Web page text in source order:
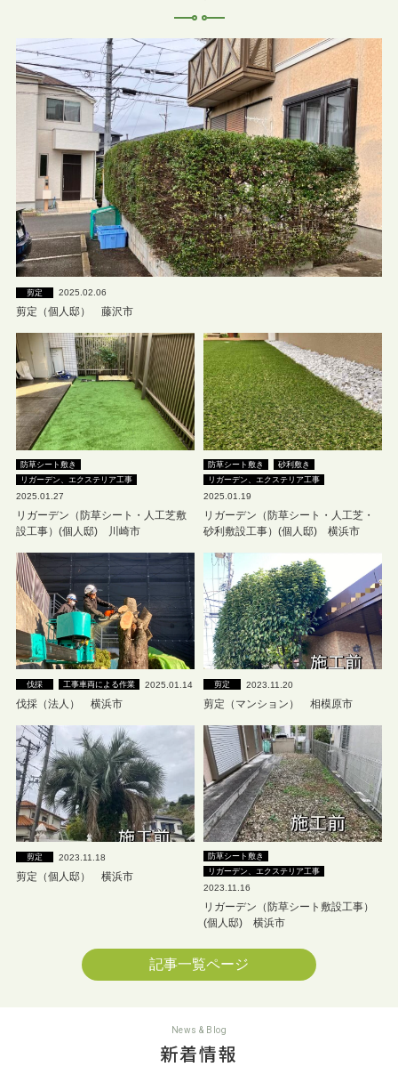
剪定 2025.02.06
剪定（個人邸） 藤沢市
防草シート敷き
リガーデン、エクステリア工事
2025.01.27
リガーデン（防草シート・人工芝敷
設工事）(個人邸) 川崎市
防草シート敷き
砂利敷き
リガーデン、エクステリア工事
2025.01.19
リガーデン（防草シート・人工芝・
砂利敷設工事）(個人邸) 横浜市
伐採 工事車両による作業 2025.01.14
伐採（法人） 横浜市
剪定 2023.11.20
剪定（マンション） 相模原市
剪定 2023.11.18
剪定（個人邸） 横浜市
防草シート敷き
リガーデン、エクステリア工事
2023.11.16
リガーデン（防草シート敷設工事）
(個人邸) 横浜市
記事一覧ページ
News & Blog
新着情報